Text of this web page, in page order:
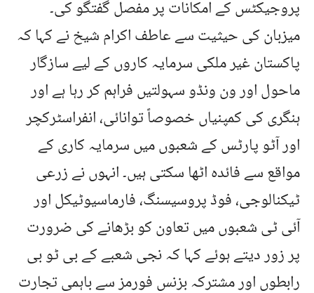
پروجیکٹس کے امکانات پر مفصل گفتگو کی۔
میزبان کی حیثیت سے عاطف اکرام شیخ نے کہا کہ
پاکستان غیر ملکی سرمایہ کاروں کے لیے سازگار
ماحول اور ون ونڈو سہولتیں فراہم کر رہا ہے اور
ہنگری کی کمپنیاں خصوصاً توانائی، انفراسٹرکچر
اور آٹو پارٹس کے شعبوں میں سرمایہ کاری کے
مواقع سے فائدہ اٹھا سکتی ہیں۔ انہوں نے زرعی
ٹیکنالوجی، فوڈ پروسیسنگ، فارماسیوٹیکل اور
آئی ٹی شعبوں میں تعاون کو بڑھانے کی ضرورت
پر زور دیتے ہوئے کہا کہ نجی شعبے کے بی ٹو بی
رابطوں اور مشترکہ بزنس فورمز سے باہمی تجارت